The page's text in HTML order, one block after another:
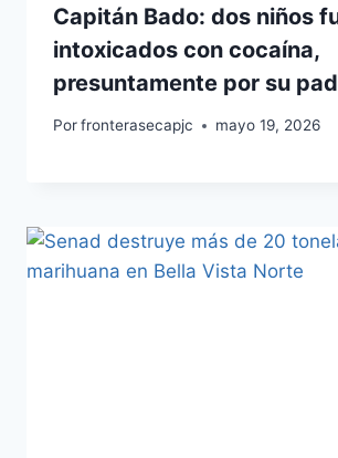
Capitán Bado: dos niños
intoxicados con cocaína,
presuntamente por su
Porfronterasecapjc mayo 19, 2026